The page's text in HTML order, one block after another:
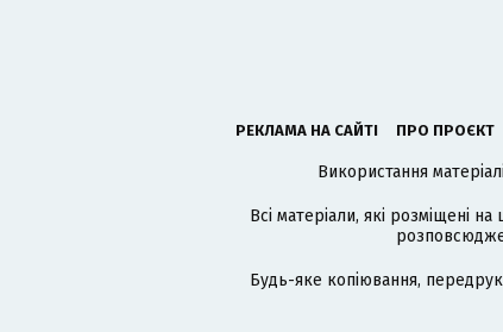
РЕКЛАМА НА САЙТІ ПРО ПРОЄКТ
Використання
Всі матеріали, які розміщені
Будь-яке копіювання,